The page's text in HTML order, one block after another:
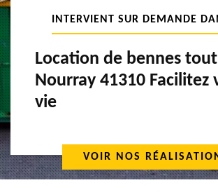
INTERVIENT SUR DEMANDE
Location de bennes
Nourray 41310 Facilitez
vie
VOIR NOS